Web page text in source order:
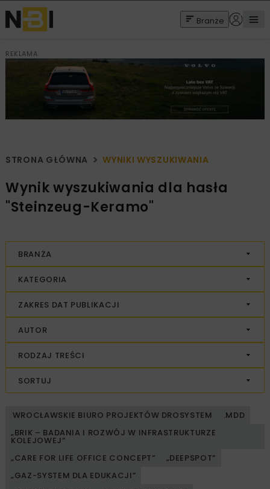
Branże
REKLAMA
STRONA GŁÓWNA WYNIKI WYSZUKIWANIA
Wynik wyszukiwania dla hasła
"Steinzeug-Keramo"
BRANŻA
KATEGORIA
ZAKRES DAT PUBLIKACJI
AUTOR
RODZAJ TREŚCI
SORTUJ
WROCŁAWSKIE BIURO PROJEKTÓW DROSYSTEM
.MDD
„BRIK – BADANIA I ROZWÓJ W INFRASTRUKTURZE
KOLEJOWEJ”
„CARE FOR LIFE OFFICE CONCEPT”
„DEEPSPOT”
„GAZ-SYSTEM DLA EDUKACJI”